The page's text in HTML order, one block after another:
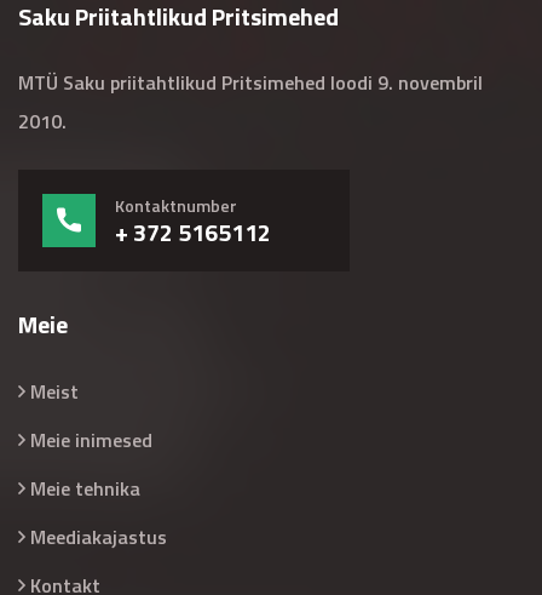
Saku Priitahtlikud Pritsimehed
MTÜ Saku priitahtlikud Pritsimehed loodi 9. novembril
2010.
Kontaktnumber
+ 372 5165112
Meie
Meist
Meie inimesed
Meie tehnika
Meediakajastus
Kontakt